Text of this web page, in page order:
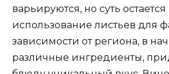
варьируются, но суть
использование листьев для
зависимости от региона, в
различные ингредиенты,